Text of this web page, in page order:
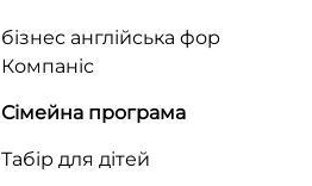
бізнес англійська фор
Компаніс
Сімейна програма
Табір для дітей